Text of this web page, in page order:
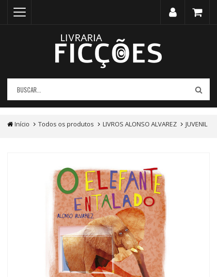
Início Todos os produtos LIVROS ALONSO ALVAREZ JUVENIL